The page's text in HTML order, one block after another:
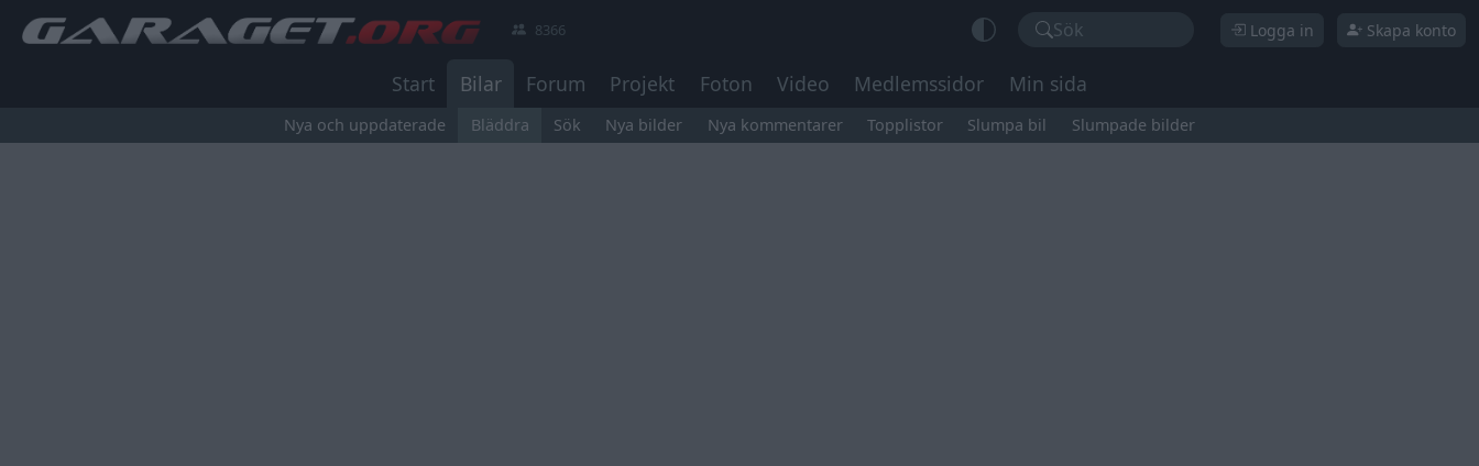
8366 Sök Logga in Skapa konto
Start Bilar Forum Projekt Foton Video Medlemssidor Min sida
Nya och uppdaterade Bläddra Sök Nya bilder Nya kommentarer Topplistor Slumpa bil Slumpade bilder